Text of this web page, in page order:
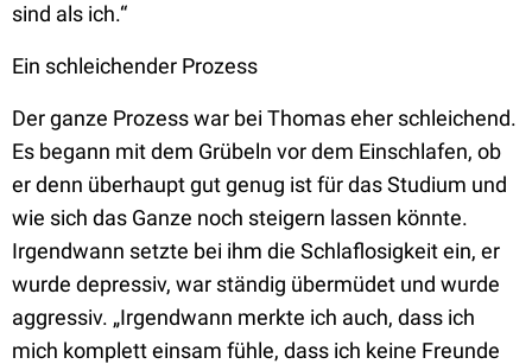
sind als ich.“
Ein schleichender Prozess
Der ganze Prozess war bei Thomas eher schleichend.
Es begann mit dem Grübeln vor dem Einschlafen, ob
er denn überhaupt gut genug ist für das Studium und
wie sich das Ganze noch steigern lassen könnte.
Irgendwann setzte bei ihm die Schlaflosigkeit ein, er
wurde depressiv, war ständig übermüdet und wurde
aggressiv. „Irgendwann merkte ich auch, dass ich
mich komplett einsam fühle, dass ich keine Freunde